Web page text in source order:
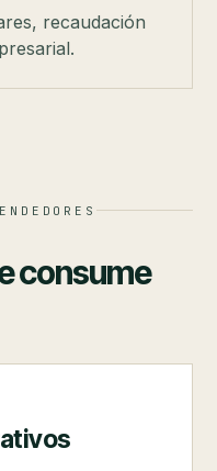
recaudación
consume